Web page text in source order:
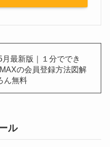
月最新版｜１分ででき
の会員登録方法図解
ん無料
ル